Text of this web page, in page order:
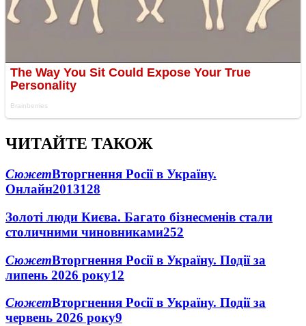
ЧИТАЙТЕ ТАКОЖ
СюжетВторгнення Росії в Україну.
Онлайн2013128
Золоті люди Києва. Багато бізнесменів стали
столичними чиновниками252
СюжетВторгнення Росії в Україну. Події за
липень 2026 року12
СюжетВторгнення Росії в Україну. Події за
червень 2026 року9